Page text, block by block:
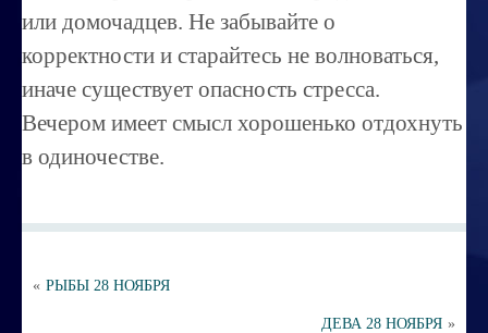
Занятия по расшифровке снов
Магия денег
Порча ,сглаз
или домочадцев. Не забывайте о
корректности и старайтесь не волноваться,
иначе существует опасность стресса.
Вечером имеет смысл хорошенько отдохнуть
в одиночестве.
« РЫБЫ 28 НОЯБРЯ
ДЕВА 28 НОЯБРЯ »